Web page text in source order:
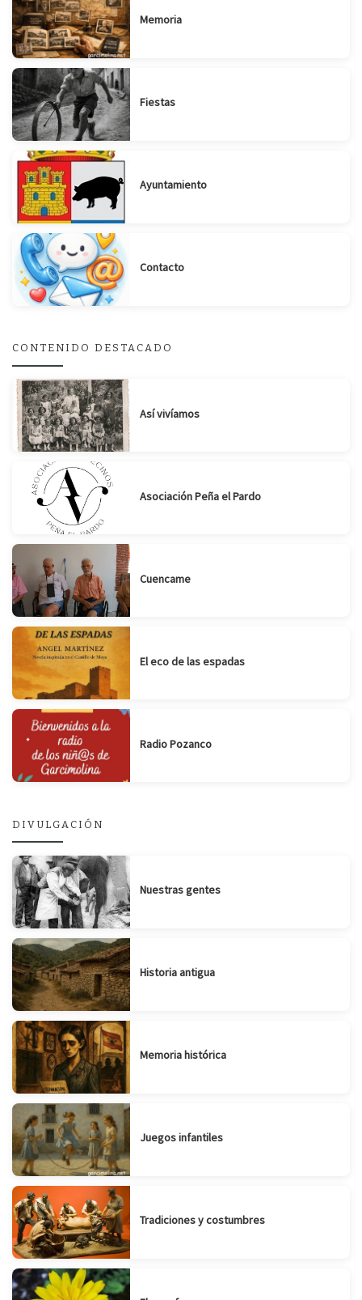
Memoria
Fiestas
Ayuntamiento
Contacto
CONTENIDO DESTACADO
Así vivíamos
Asociación Peña el Pardo
Cuencame
El eco de las espadas
Radio Pozanco
DIVULGACIÓN
Nuestras gentes
Historia antigua
Memoria histórica
Juegos infantiles
Tradiciones y costumbres
Suscribirse Compartir